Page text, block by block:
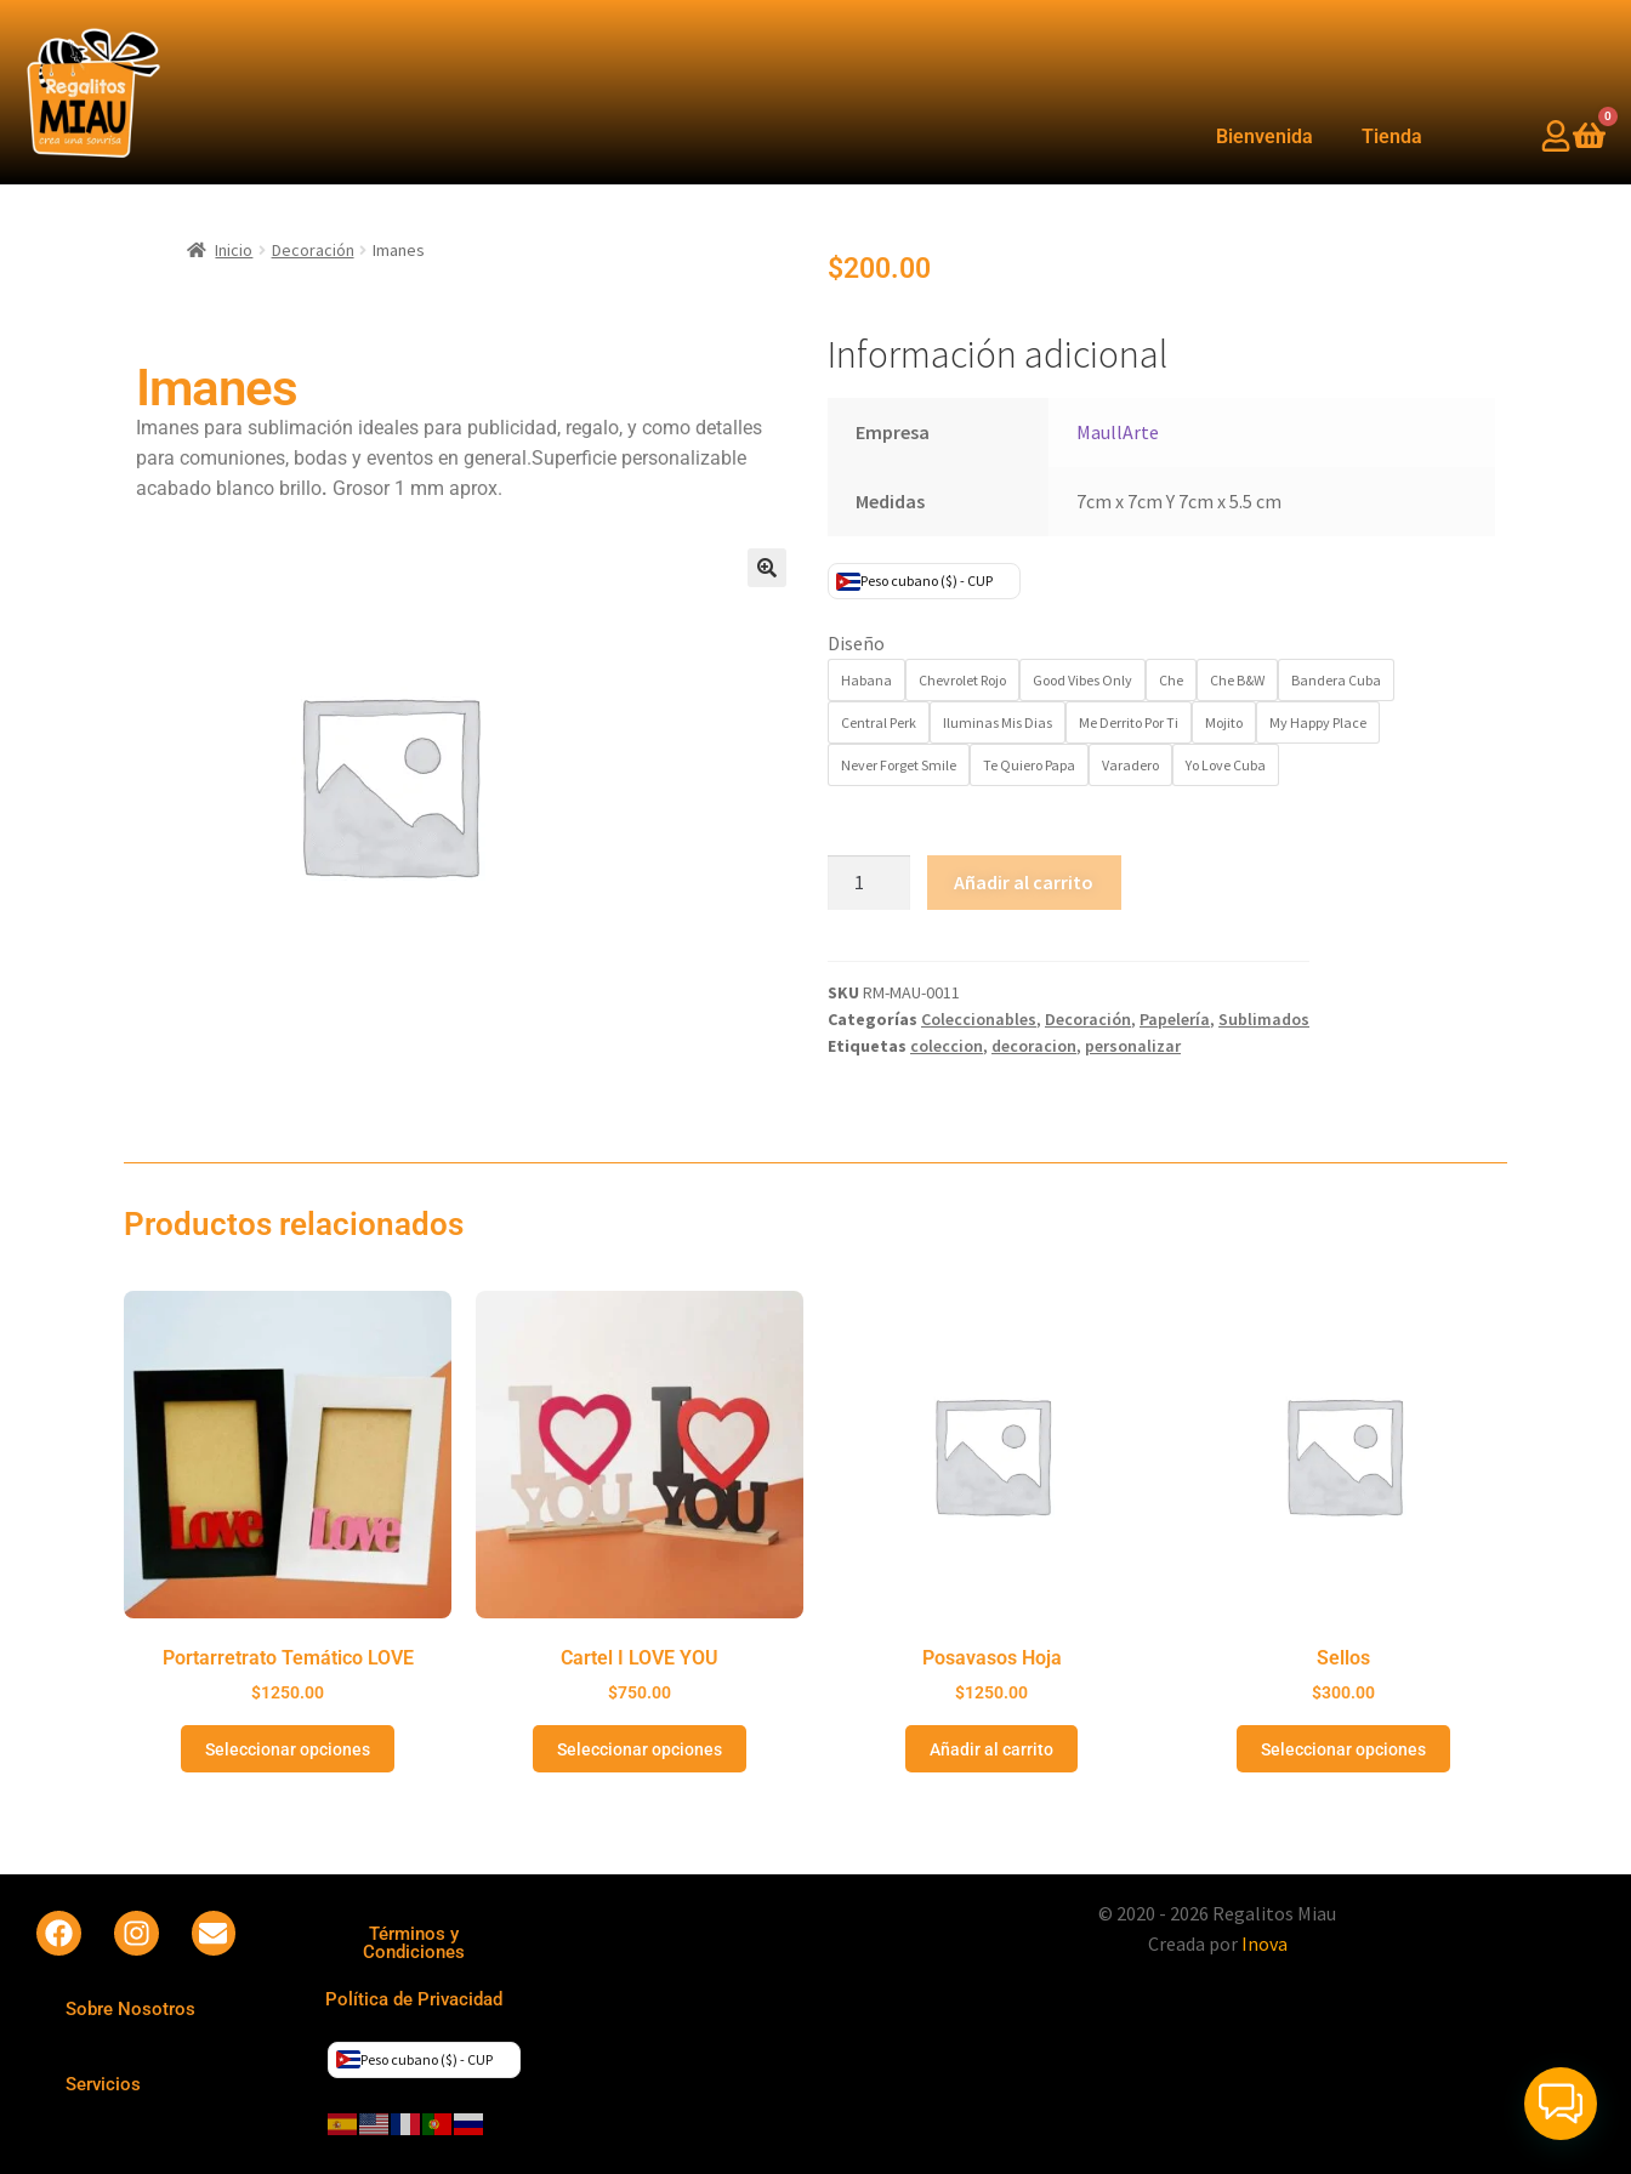
Bienvenida Tienda
0
Inicio Decoración Imanes
Imanes
Imanes para sublimación ideales para publicidad, regalo, y como detalles
para comuniones, bodas y eventos en general.Superficie personalizable
acabado blanco brillo. Grosor 1 mm aprox.
$200.00
Información adicional
Empresa MaullArte
Medidas 7cm x 7cm Y 7cm x 5.5 cm
Peso cubano ($) - CUP
Diseño
Habana Chevrolet Rojo Good Vibes Only Che Che B&W Bandera Cuba
Central Perk Iluminas Mis Dias Me Derrito Por Ti Mojito My Happy Place
Never Forget Smile Te Quiero Papa Varadero Yo Love Cuba
Añadir al carrito
SKU RM-MAU-0011
Categorías Coleccionables, Decoración, Papelería, Sublimados
Etiquetas coleccion, decoracion, personalizar
Productos relacionados
Portarretrato Temático LOVE
$1250.00
Seleccionar opciones
Cartel I LOVE YOU
$750.00
Seleccionar opciones
Posavasos Hoja
$1250.00
Añadir al carrito
Sellos
$300.00
Seleccionar opciones
Sobre Nosotros
Servicios
Términos y
Condiciones
Política de Privacidad
Peso cubano ($) - CUP
© 2020 - 2026 Regalitos Miau
Creada por Inova